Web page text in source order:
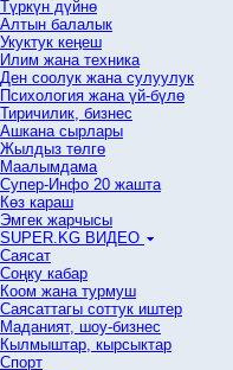
Түркүн дүйнө
Алтын балалык
Укуктук кеӊеш
Илим жана техника
Ден соолук жана сулуулук
Психология жана үй-бүлө
Тиричилик, бизнес
Ашкана сырлары
Жылдыз төлгө
Маалымдама
Супер-Инфо 20 жашта
Көз караш
Эмгек жарчысы
SUPER.KG ВИДЕО
Саясат
Cоңку кабар
Коом жана турмуш
Саясаттагы соттук иштер
Маданият, шоу-бизнес
Кылмыштар, кырсыктар
Спорт